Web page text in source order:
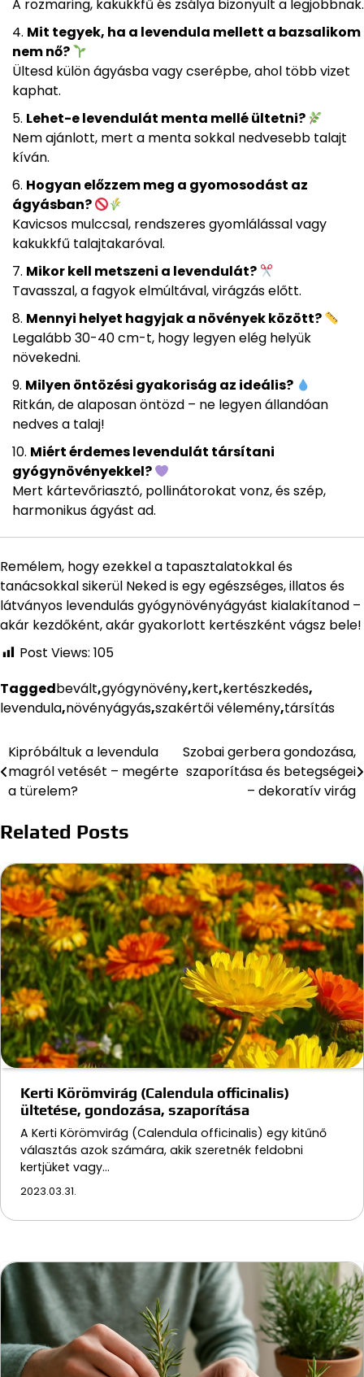
A rozmaring, kakukkfű és zsálya bizonyult a legjobbnak.
Mit tegyek, ha a levendula mellett a bazsalikom
nem nő?
Ültesd külön ágyásba vagy cserépbe, ahol több vizet
kaphat.
Lehet-e levendulát menta mellé ültetni?
Nem ajánlott, mert a menta sokkal nedvesebb talajt
kíván.
Hogyan előzzem meg a gyomosodást az
ágyásban?
Kavicsos mulccsal, rendszeres gyomlálással vagy
kakukkfű talajtakaróval.
Mikor kell metszeni a levendulát?
Tavasszal, a fagyok elmúltával, virágzás előtt.
Mennyi helyet hagyjak a növények között?
Legalább 30-40 cm-t, hogy legyen elég helyük
növekedni.
Milyen öntözési gyakoriság az ideális?
Ritkán, de alaposan öntözd – ne legyen állandóan
nedves a talaj!
Miért érdemes levendulát társítani
gyógynövényekkel?
Mert kártevőriasztó, pollinátorokat vonz, és szép,
harmonikus ágyást ad.
Remélem, hogy ezekkel a tapasztalatokkal és
tanácsokkal sikerül Neked is egy egészséges, illatos és
látványos levendulás gyógynövényágyást kialakítanod –
akár kezdőként, akár gyakorlott kertészként vágsz bele!
Post Views: 105
Taggedbevált,gyógynövény,kert,kertészkedés,
levendula,növényágyás,szakértői vélemény,társítás
Bejegyzés
navigáció
Kipróbáltuk a levendula
magról vetését – megérte
a türelem?
Szobai gerbera gondozása,
szaporítása és betegségei
– dekoratív virág
Related Posts
Kerti Körömvirág (Calendula officinalis)
ültetése, gondozása, szaporítása
A Kerti Körömvirág (Calendula officinalis) egy kitűnő
választás azok számára, akik szeretnék feldobni
kertjüket vagy…
2023.03.31.